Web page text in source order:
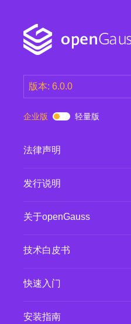
版本: 6.0.0
7.0.0-RC2
6.0.0 (LTS)
5.1.0 (Preview)
2.0.0 (LTS)
3.1.0 (EOM)
企业版 轻量版
法律声明
发行说明
关于openGauss
技术白皮书
快速入门
安装指南